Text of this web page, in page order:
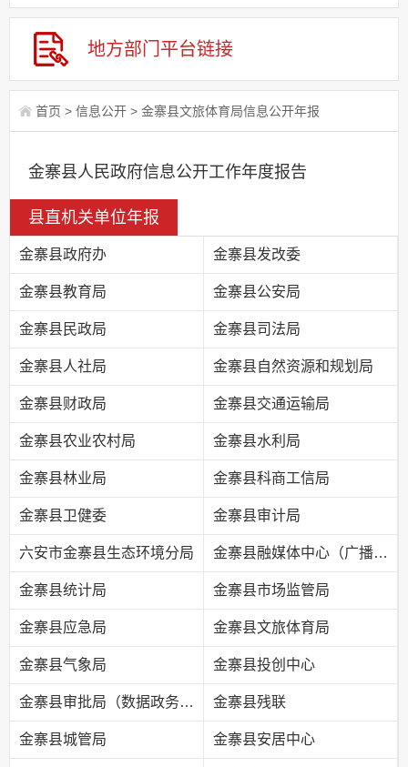
地方部门 平台链接
首页 > 信息公开 > 金寨县文旅体育局信息公开年报
金寨县人民政府信息公开工作年度报告
县直机关单位年报
金寨县政府办 金寨县发改委
金寨县教育局 金寨县公安局
金寨县民政局 金寨县司法局
金寨县人社局 金寨县自然资源和规划局
金寨县财政局 金寨县交通运输局
金寨县农业农村局 金寨县水利局
金寨县林业局 金寨县科商工信局
金寨县卫健委 金寨县审计局
六安市金寨县生态环境分局 金寨县融媒体中心（广播电视台）
金寨县统计局 金寨县市场监管局
金寨县应急局 金寨县文旅体育局
金寨县气象局 金寨县投创中心
金寨县审批局（数据政务局） 金寨县残联
金寨县城管局 金寨县安居中心